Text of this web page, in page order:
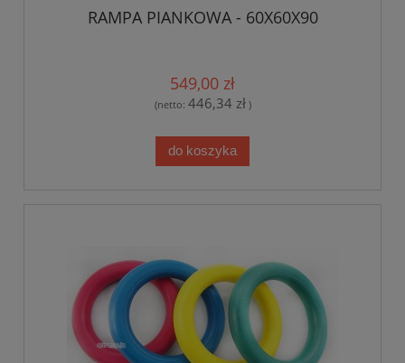
RAMPA PIANKOWA - 60X60X90
549,00 zł
(netto: 446,34 zł)
do koszyka